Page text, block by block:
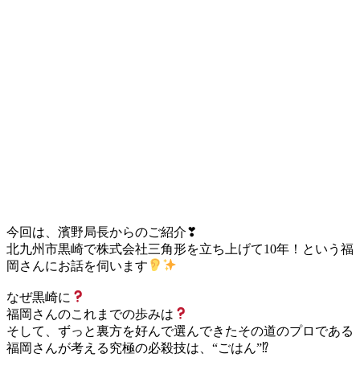
今回は、濱野局長からのご紹介❣
北九州市黒崎で株式会社三角形を立ち上げて10年！という福
岡さんにお話を伺います
なぜ黒崎に
福岡さんのこれまでの歩みは
そして、ずっと裏方を好んで選んできたその道のプロである
福岡さんが考える究極の必殺技は、“ごはん”⁉